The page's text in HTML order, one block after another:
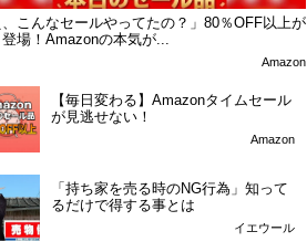
こんなセールやってたの？」80％OFF以上が
場！Amazonの本気が...
Amazon
【毎日変わる】Amazonタイムセール
が見逃せない！
Amazon
「持ち家を売る時のNG行為」知って
るだけで得する事とは
イエウール